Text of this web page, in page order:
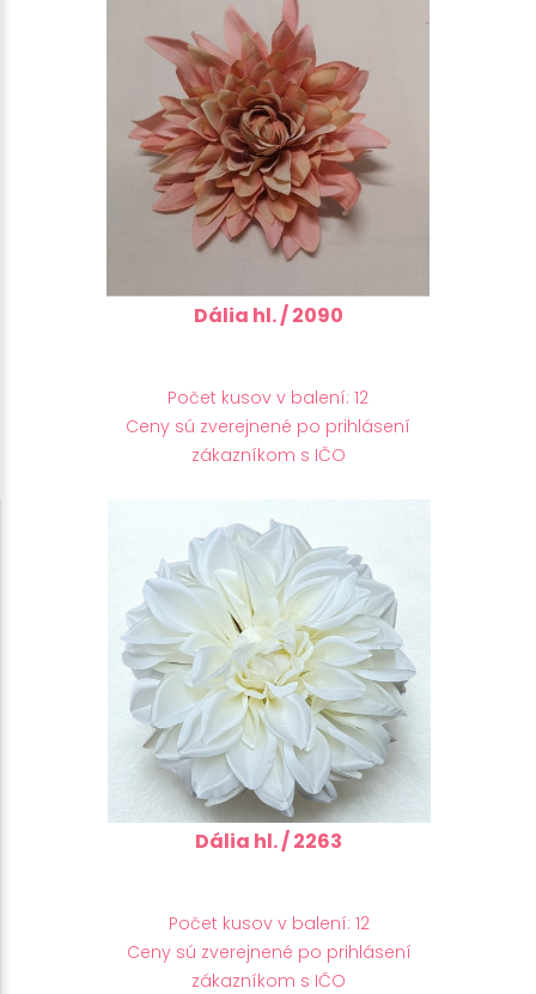
Dália hl. / 2090
Počet kusov v balení: 12
Ceny sú zverejnené po prihlásení
zákazníkom s IČO
Dália hl. / 2263
Počet kusov v balení: 12
Ceny sú zverejnené po prihlásení
zákazníkom s IČO